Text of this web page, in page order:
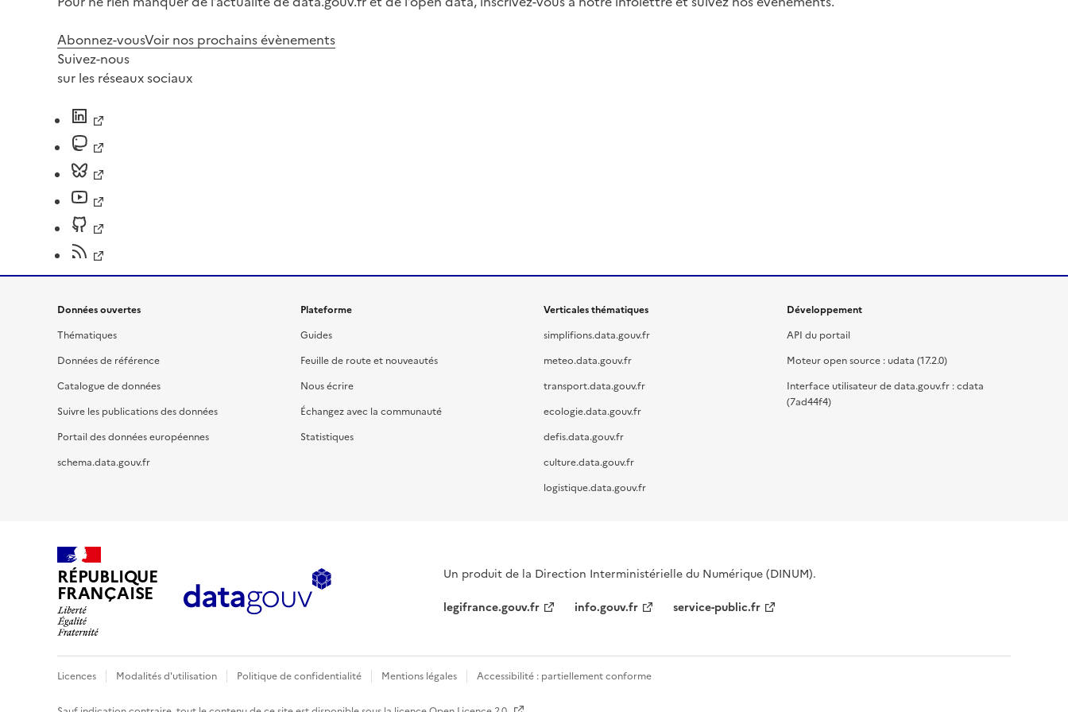
Abonnez-vousVoir nos prochains évènements
Suivez-nous
sur les réseaux sociaux
Données ouvertes
Thématiques
Données de référence
Catalogue de données
Suivre les publications des données
Portail des données européennes
schema.data.gouv.fr
Plateforme
Guides
Feuille de route et nouveautés
Nous écrire
Échangez avec la communauté
Statistiques
Verticales thématiques
simplifions.data.gouv.fr
meteo.data.gouv.fr
transport.data.gouv.fr
ecologie.data.gouv.fr
defis.data.gouv.fr
culture.data.gouv.fr
logistique.data.gouv.fr
Développement
API du portail
Moteur open source : udata (17.2.0)
Interface utilisateur de data.gouv.fr : cdata
(7ad44f4)
RÉPUBLIQUE
FRANÇAISE
Un produit de la Direction Interministérielle du Numérique (DINUM).
legifrance.gouv.fr
info.gouv.fr service-public.fr
Licences Modalités d'utilisation Politique de confidentialité Mentions légales Accessibilité : partiellement conforme